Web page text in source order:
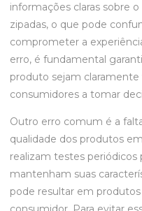
informações claras sobre
zipadas, o que pode
comprometer a
erro, é fundamental
produto sejam claramente
consumidores a tomar
Outro erro comum é a
qualidade dos produtos
realizam testes periódicos
mantenham suas
pode resultar em